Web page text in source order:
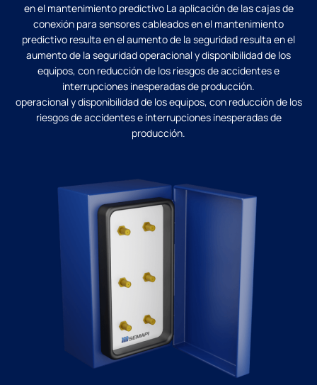
en el mantenimiento predictivo La aplicación de las cajas de
conexión para sensores cableados en el mantenimiento
predictivo resulta en el aumento de la seguridad resulta en el
aumento de la seguridad operacional y disponibilidad de los
equipos, con reducción de los riesgos de accidentes e
interrupciones inesperadas de producción.
operacional y disponibilidad de los equipos, con reducción de los
riesgos de accidentes e interrupciones inesperadas de
producción.